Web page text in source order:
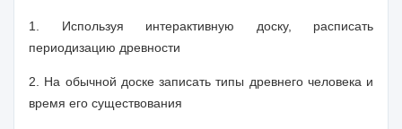
1. Используя интерактивную доску, расписать
периодизацию древности
2. На обычной доске записать типы древнего человека и
время его существования